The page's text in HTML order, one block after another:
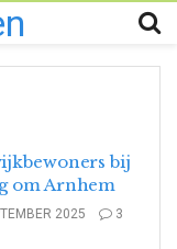
bij
om Arnhem
2025 3